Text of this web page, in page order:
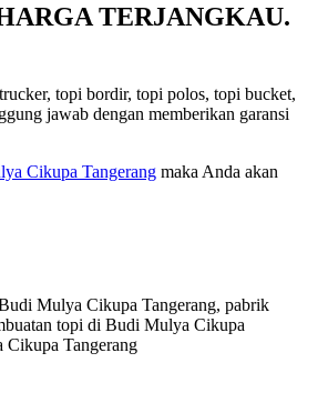
TERJANGKAU.
topi bordir, topi polos, topi bucket,
jawab dengan memberikan garansi
Cikupa Tangerang maka Anda akan
Mulya Cikupa Tangerang, pabrik
topi di Budi Mulya Cikupa
Tangerang